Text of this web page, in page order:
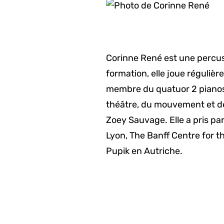
d'Ariane
Corinne René est une
formation, elle joue
membre du quatuor 2
théâtre, du mouvement et
Zoey Sauvage. Elle a pris
Lyon, The Banff Centre for
Pupik en Autriche.